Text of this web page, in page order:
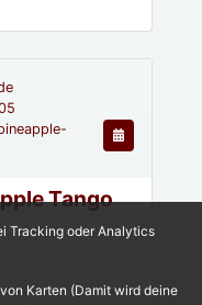
Tango
Tracking oder Analytics
Karten (Damit wird deine